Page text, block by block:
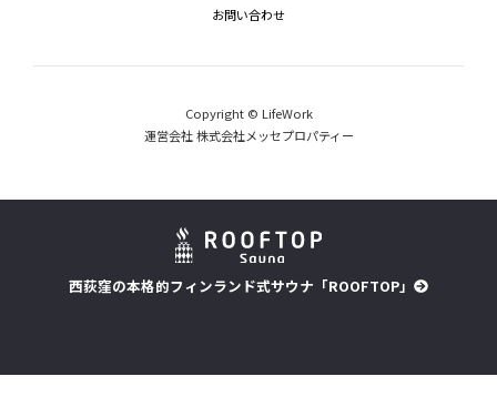
お問い合わせ
Copyright © LifeWork
運営会社 株式会社メッセプロパティー
西荻窪の本格的フィンランド式サウナ「ROOFTOP」